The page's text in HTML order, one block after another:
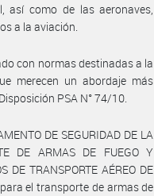
así como de las aeronaves,
a la aviación.
con normas destinadas a la
merecen un abordaje más
PSA N° 74/10.
DE SEGURIDAD DE LA
DE ARMAS DE FUEGO Y
DE TRANSPORTE AÉREO DE
el transporte de armas de